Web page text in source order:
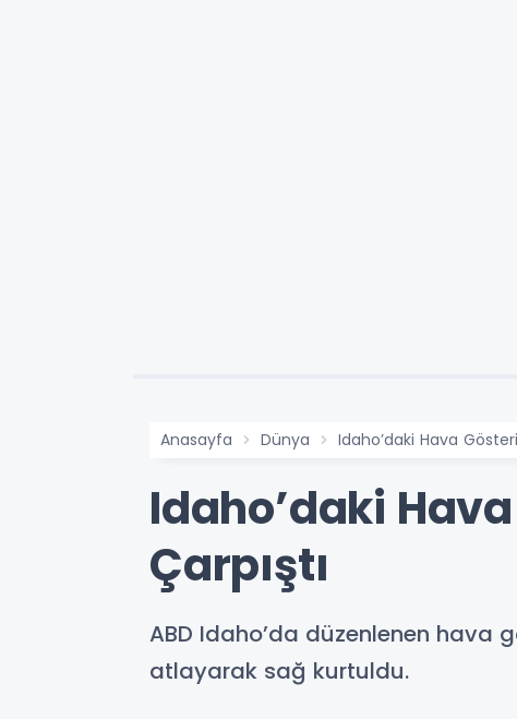
Anasayfa Dünya Idaho’daki Hava
Idaho’daki
Çarpıştı
ABD Idaho’da düzenlenen hava
atlayarak sağ kurtuldu.